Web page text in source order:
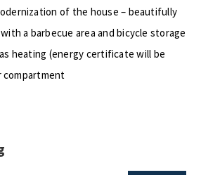
of the house – beautifully
a barbecue area and bicycle storage
heating (energy certificate will be
compartment